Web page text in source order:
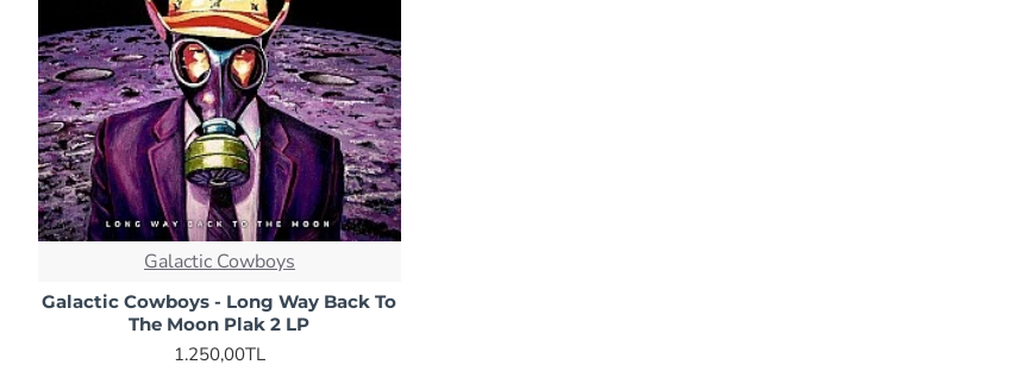
Galactic Cowboys
Galactic Cowboys - Long Way Back To
The Moon Plak 2 LP
1.250,00TL